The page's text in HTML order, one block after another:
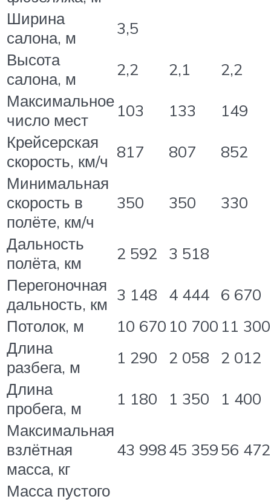
Ширина
салона, м
3,5
Высота
салона, м
2,2 2,1
2,2
Максимальное
число мест
103 133
149
Крейсерская
скорость, км/ч 817 807
852
Минимальная
скорость в
полёте, км/ч
350 350 330
Дальность
полёта, км
2 592
3 518
Перегоночная
дальность, км 3 148 4 444
6 670
Потолок, м
10 670 10 700 11 300
Длина
разбега, м
1 290 2 058
2 012
Длина
пробега, м
1 180 1 350
1 400
Максимальная
взлётная
масса, кг
43 99845 35956 472
Масса пустого